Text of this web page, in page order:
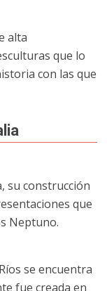
alta
que lo
con las que
su construcción
que
Neptuno.
se encuentra
fue creada en